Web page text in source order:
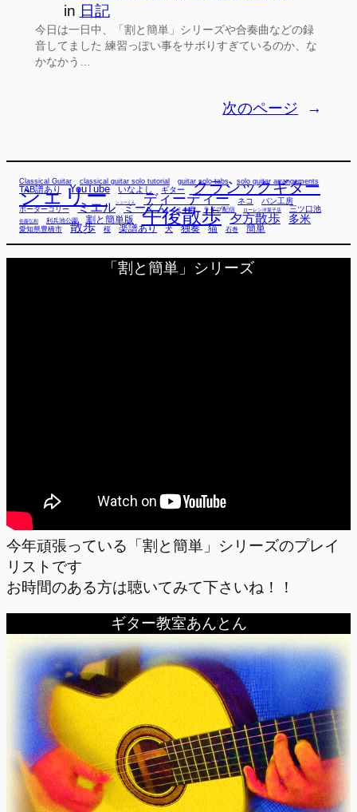
in 日記
今日は一日中、「割と簡単」シリーズや合奏曲などの録
音してました 練習っぽい事をサボりすぎているのか、な
かなかう…
次のページ →
Classical Guitar classical guitar solo tutorial guitar solo tabs solo guitar arrangements
TAB譜あり YouTube いなよし ギター クラシックギター
シェリー シューくん ディーディー ネコ パン工房
ボーダーコリー ミエル ミーくん ミー君 ライブ配信 ローレン洋菓子店 三ツ口池
佐藤弘和 利兵池公園 割と簡単版 午後散歩 夕方散歩 多米
愛知県豊橋市 散歩 桜 楽譜あり 犬 独奏 猫 石巻 簡単
「割と簡単」シリーズ
今年頑張っている「割と簡単」シリーズのプレイ
リストです
お時間のある方は聴いてみて下さいね！！
ギター教室あんとん